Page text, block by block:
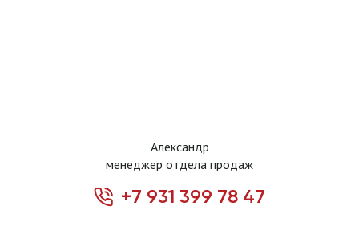
Александр
менеджер отдела продаж
+7 931 399 78 47